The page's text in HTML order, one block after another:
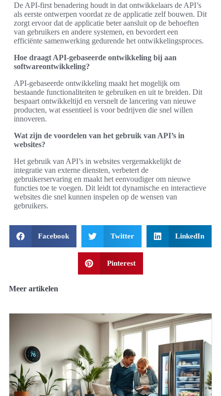
De API-first benadering houdt in dat ontwikkelaars de API’s
als eerste ontwerpen voordat ze de applicatie zelf bouwen. Dit
zorgt ervoor dat de applicatie beter aansluit op de behoeften
van gebruikers en andere systemen, en bevordert een
efficiënte samenwerking gedurende het ontwikkelingsproces.
Hoe draagt API-gebaseerde ontwikkeling bij aan
softwareontwikkeling?
API-gebaseerde ontwikkeling maakt het mogelijk om
bestaande functionaliteiten te gebruiken en uit te breiden. Dit
bespaart ontwikkeltijd en versnelt de lancering van nieuwe
producten, wat essentieel is voor bedrijven die snel willen
innoveren.
Wat zijn de voordelen van het gebruik van API’s in
websites?
Het gebruik van API’s in websites vergemakkelijkt de
integratie van externe diensten, verbetert de
gebruikerservaring en maakt het eenvoudiger om nieuwe
functies toe te voegen. Dit leidt tot dynamische en interactieve
websites die snel kunnen inspelen op de wensen van
gebruikers.
Facebook Twitter LinkedIn
Pinterest
Meer artikelen